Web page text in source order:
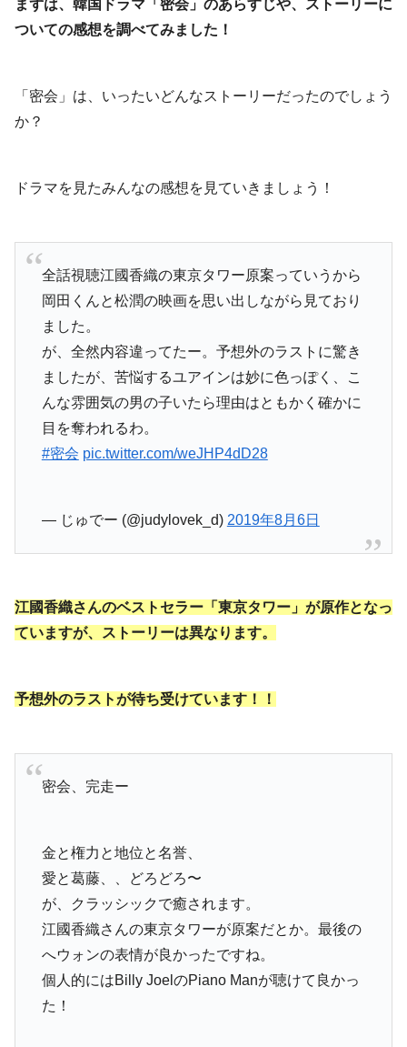
まずは、韓国ドラマ「密会」のあらすじや、ストーリーに
ついての感想を調べてみました！
「密会」は、いったいどんなストーリーだったのでしょう
か？
ドラマを見たみんなの感想を見ていきましょう！
全話視聴江國香織の東京タワー原案っていうから
岡田くんと松潤の映画を思い出しながら見ており
ました。
が、全然内容違ってたー。予想外のラストに驚き
ましたが、苦悩するユアインは妙に色っぽく、こ
んな雰囲気の男の子いたら理由はともかく確かに
目を奪われるわ。
#密会 pic.twitter.com/weJHP4dD28
— じゅでー (@judylovek_d) 2019年8月6日
江國香織さんのベストセラー「東京タワー」が原作となっ
ていますが、ストーリーは異なります。
予想外のラストが待ち受けています！！
密会、完走ー
金と権力と地位と名誉、
愛と葛藤、、どろどろ〜
が、クラッシックで癒されます。
江國香織さんの東京タワーが原案だとか。最後の
へウォンの表情が良かったですね。
個人的にはBilly JoelのPiano Manが聴けて良かっ
た！